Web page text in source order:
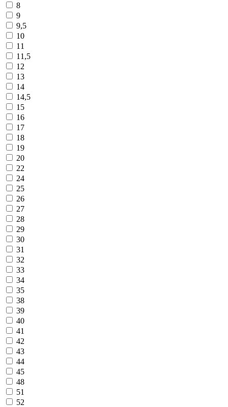
8
9
9,5
10
11
11,5
12
13
14
14,5
15
16
17
18
19
20
22
24
25
26
27
28
29
30
31
32
33
34
35
38
39
40
41
42
43
44
45
48
51
52